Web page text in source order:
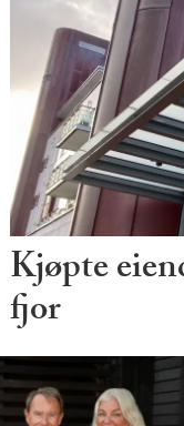
Kjøpte
fjor